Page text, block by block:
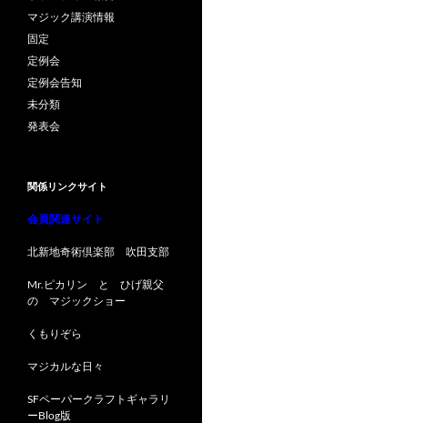
マジック講演情報
固定
定例会
定例会告知
未分類
発表会
関係リンクサイト
会員関連サイト
北新地奇術倶楽部 吹田支部
Mr.ピカリン と ひげ親父
の マジックショー
くもりぞら
マジカルな日々
SFペーパークラフトギャラリ
ーBlog版